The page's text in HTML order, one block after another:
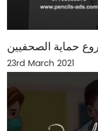
23rd March 2021